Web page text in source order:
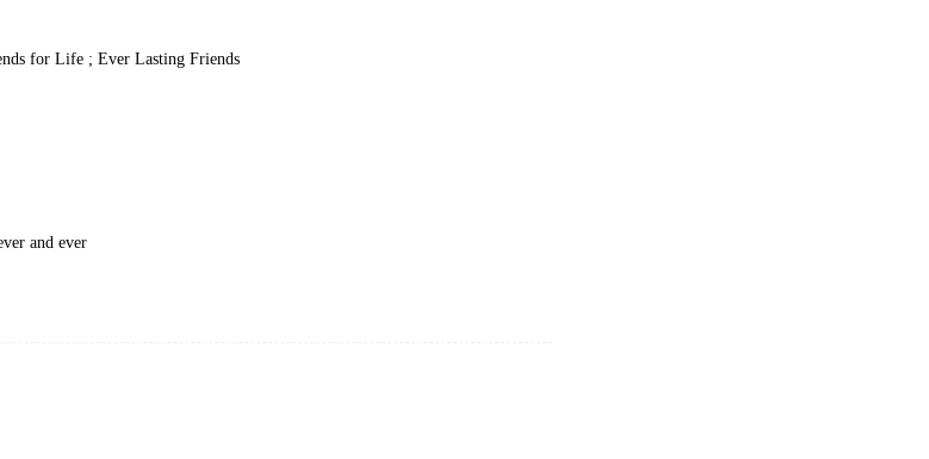
for Life ; Ever Lasting Friends
and ever